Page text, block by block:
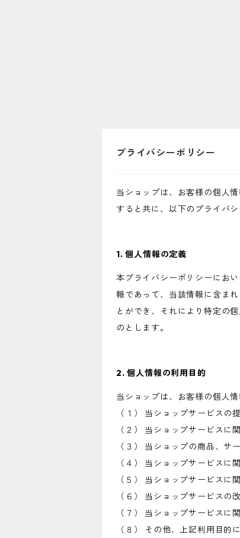
プライバシーポリシー
当ショップは、お客様の個人
すると共に、以下のプライバ
1. 個人情報の定義
本プライバシーポリシーにお
報であって、当該情報に含ま
とができ、それにより特定の
のとします。
2. 個人情報の利用目的
当ショップは、お客様の個人
（１） 当ショップサービスの
（２） 当ショップサービスに
（３） 当ショップの商品、サ
（４） 当ショップサービス
（５） 当ショップサービスに
（６） 当ショップサービスの
（７） 当ショップサービス
（８） その他、上記利用目的